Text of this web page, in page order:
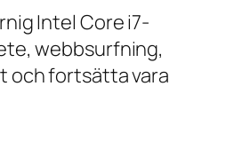
Intel Core i7-
webbsurfning,
och fortsätta vara